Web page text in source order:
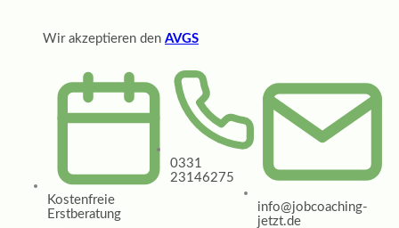
Wir akzeptieren den AVGS
Kostenfreie
Erstberatung
0331
23146275
info@jobcoaching-
jetzt.de